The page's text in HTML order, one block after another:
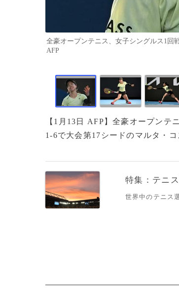
全豪オープンテニス、女子シングルス1回
AFP
【1月13日 AFP】全豪オープンテ
1-6で大会第17シードのマルタ・
特集：テニ
世界中のテニス